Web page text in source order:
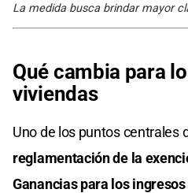
La medida busca brindar mayor
Qué cambia para
viviendas
Uno de los puntos centrales
reglamentación de la
Ganancias para los